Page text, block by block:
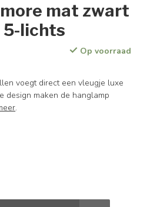
mat zwart
5-lichts
Op voorraad
voegt direct een vleugje luxe
design maken de hanglamp
.